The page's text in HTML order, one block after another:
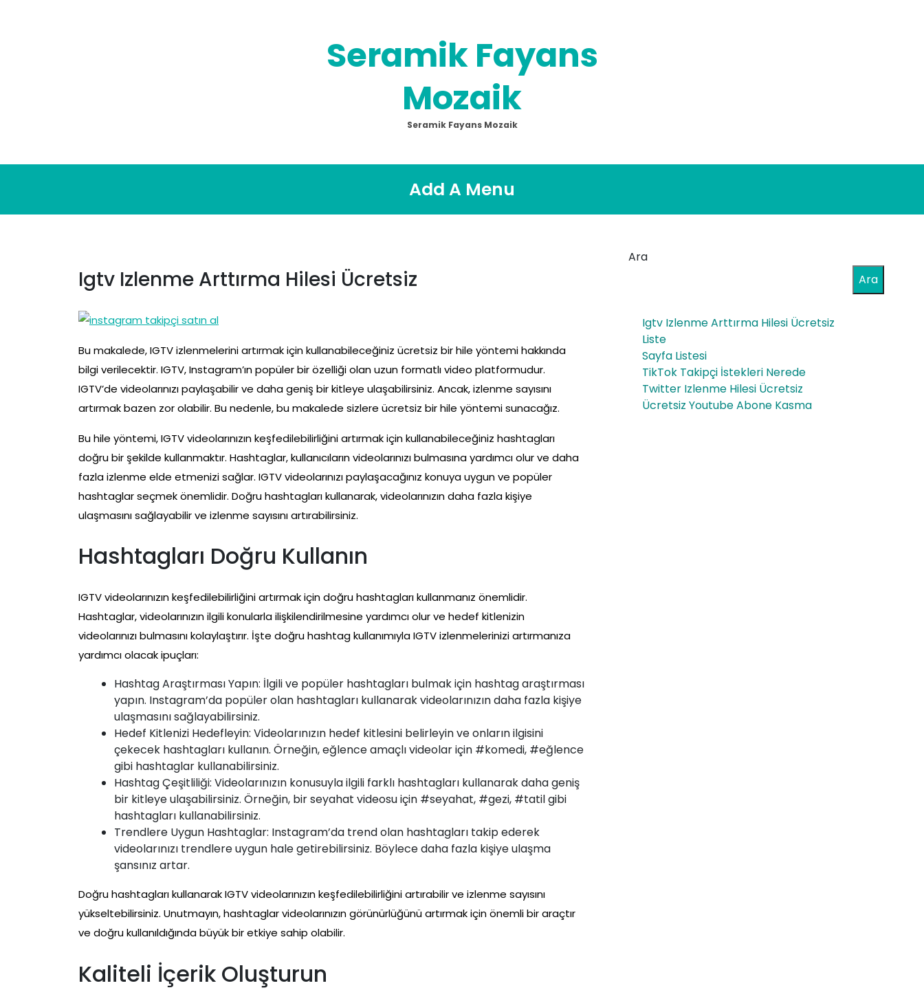
Seramik Fayans
Mozaik
Seramik Fayans Mozaik
Add A Menu
Igtv Izlenme Arttırma Hilesi Ücretsiz
Bu makalede, IGTV izlenmelerini artırmak için kullanabileceğiniz ücretsiz bir hile yöntemi hakkında
bilgi verilecektir. IGTV, Instagram’ın popüler bir özelliği olan uzun formatlı video platformudur.
IGTV’de videolarınızı paylaşabilir ve daha geniş bir kitleye ulaşabilirsiniz. Ancak, izlenme sayısını
artırmak bazen zor olabilir. Bu nedenle, bu makalede sizlere ücretsiz bir hile yöntemi sunacağız.
Bu hile yöntemi, IGTV videolarınızın keşfedilebilirliğini artırmak için kullanabileceğiniz hashtagları
doğru bir şekilde kullanmaktır. Hashtaglar, kullanıcıların videolarınızı bulmasına yardımcı olur ve daha
fazla izlenme elde etmenizi sağlar. IGTV videolarınızı paylaşacağınız konuya uygun ve popüler
hashtaglar seçmek önemlidir. Doğru hashtagları kullanarak, videolarınızın daha fazla kişiye
ulaşmasını sağlayabilir ve izlenme sayısını artırabilirsiniz.
Hashtagları Doğru Kullanın
IGTV videolarınızın keşfedilebilirliğini artırmak için doğru hashtagları kullanmanız önemlidir.
Hashtaglar, videolarınızın ilgili konularla ilişkilendirilmesine yardımcı olur ve hedef kitlenizin
videolarınızı bulmasını kolaylaştırır. İşte doğru hashtag kullanımıyla IGTV izlenmelerinizi artırmanıza
yardımcı olacak ipuçları:
Hashtag Araştırması Yapın: İlgili ve popüler hashtagları bulmak için hashtag araştırması
yapın. Instagram’da popüler olan hashtagları kullanarak videolarınızın daha fazla kişiye
ulaşmasını sağlayabilirsiniz.
Hedef Kitlenizi Hedefleyin: Videolarınızın hedef kitlesini belirleyin ve onların ilgisini
çekecek hashtagları kullanın. Örneğin, eğlence amaçlı videolar için #komedi, #eğlence
gibi hashtaglar kullanabilirsiniz.
Hashtag Çeşitliliği: Videolarınızın konusuyla ilgili farklı hashtagları kullanarak daha geniş
bir kitleye ulaşabilirsiniz. Örneğin, bir seyahat videosu için #seyahat, #gezi, #tatil gibi
hashtagları kullanabilirsiniz.
Trendlere Uygun Hashtaglar: Instagram’da trend olan hashtagları takip ederek
videolarınızı trendlere uygun hale getirebilirsiniz. Böylece daha fazla kişiye ulaşma
şansınız artar.
Doğru hashtagları kullanarak IGTV videolarınızın keşfedilebilirliğini artırabilir ve izlenme sayısını
yükseltebilirsiniz. Unutmayın, hashtaglar videolarınızın görünürlüğünü artırmak için önemli bir araçtır
ve doğru kullanıldığında büyük bir etkiye sahip olabilir.
Kaliteli İçerik Oluşturun
Ara
Ara
Igtv Izlenme Arttırma Hilesi Ücretsiz
Liste
Sayfa Listesi
TikTok Takipçi İstekleri Nerede
Twitter Izlenme Hilesi Ücretsiz
Ücretsiz Youtube Abone Kasma